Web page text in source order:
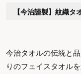
【今治謹製】紋織タ
今治タオルの伝統と
りのフェイスタオル